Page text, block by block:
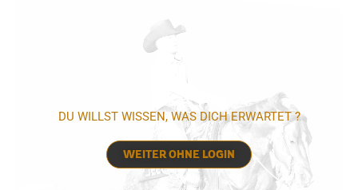
DU WILLST WISSEN, WAS DICH ERWARTET ?
WEITER OHNE LOGIN